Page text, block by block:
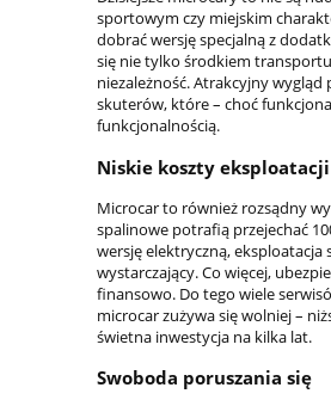
sportowym czy miejskim
dobrać wersję specjalną z
się nie tylko środkiem
niezależność. Atrakcyjny
skuterów, które – choć
funkcjonalnością.
Niskie koszty eksploatacji
Microcar to również rozsądny
spalinowe potrafią przejechać
wersję elektryczną, eksploatacja
wystarczający. Co więcej,
finansowo. Do tego wiele
microcar zużywa się wolniej –
świetna inwestycja na kilka lat.
Swoboda poruszania się